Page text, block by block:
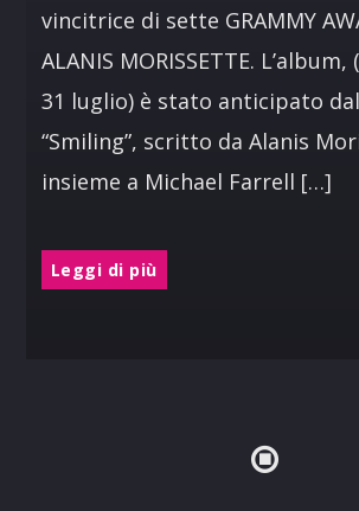
vincitrice di sette GRAMMY
ALANIS MORISSETTE.
31 luglio) è stato anticipato
“Smiling”, scritto da Alanis
insieme a Michael Farrell […]
Leggi di più